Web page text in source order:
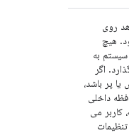
روی
هیچ
به
اگر
پر باشد،
داخلی
می